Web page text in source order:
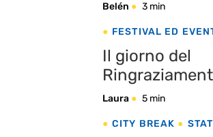
Belén 3 min
FESTIVAL ED
Il giorno del
momento
Laura 5 min
CITY BREAK